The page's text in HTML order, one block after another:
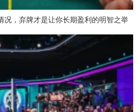
况，弃牌才是让你长期盈利的明智之举